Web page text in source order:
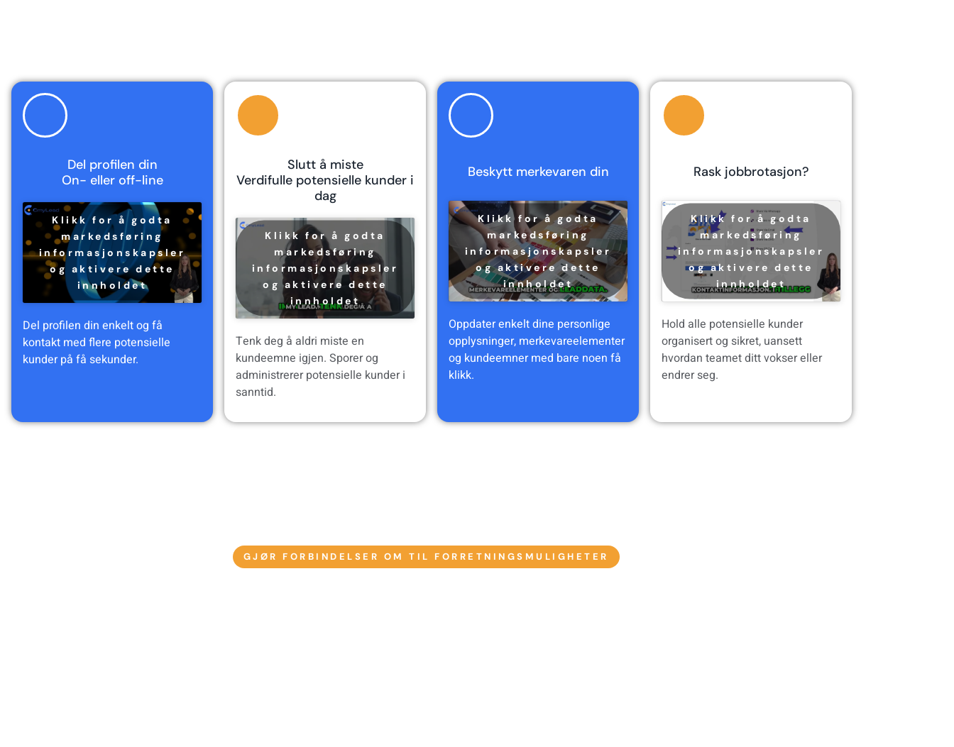
Del profilen din
On- eller off-line
Klikk for å godta
markedsføring
informasjonskapsler
og aktivere dette
innholdet
Del profilen din enkelt og få
kontakt med flere potensielle
kunder på få sekunder.
Slutt å miste
Verdifulle potensielle kunder i
dag
Klikk for å godta
markedsføring
informasjonskapsler
og aktivere dette
innholdet
Tenk deg å aldri miste en
kundeemne igjen. Sporer og
administrerer potensielle kunder i
sanntid.
Beskytt merkevaren din
Klikk for å godta
markedsføring
informasjonskapsler
og aktivere dette
innholdet
Oppdater enkelt dine personlige
opplysninger, merkevareelementer
og kundeemner med bare noen få
klikk.
Rask jobbrotasjon?
Klikk for å godta
markedsføring
informasjonskapsler
og aktivere dette
innholdet
Hold alle potensielle kunder
organisert og sikret, uansett
hvordan teamet ditt vokser eller
endrer seg.
GJØR FORBINDELSER OM TIL FORRETNINGSMULIGHETER